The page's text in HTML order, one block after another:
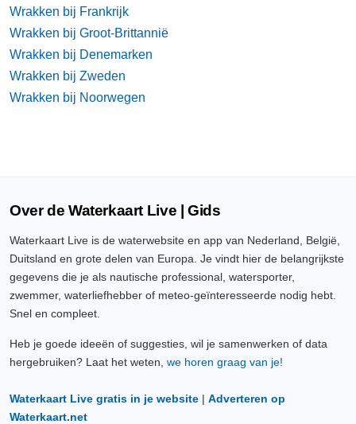
Wrakken bij Frankrijk
Wrakken bij Groot-Brittannië
Wrakken bij Denemarken
Wrakken bij Zweden
Wrakken bij Noorwegen
Over de Waterkaart Live | Gids
Waterkaart Live is de waterwebsite en app van Nederland, België,
Duitsland en grote delen van Europa. Je vindt hier de belangrijkste
gegevens die je als nautische professional, watersporter,
zwemmer, waterliefhebber of meteo-geïnteresseerde nodig hebt.
Snel en compleet.
Heb je goede ideeën of suggesties, wil je samenwerken of data
hergebruiken? Laat het weten, we horen graag van je!
Waterkaart Live gratis in je website | Adverteren op
Waterkaart.net